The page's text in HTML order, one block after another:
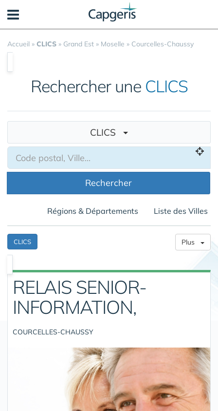
Accueil » CLICS » Grand Est » Moselle » Courcelles-Chaussy
Rechercher une CLICS
CLICS
Rechercher
Régions & Départements Liste des Villes
CLICS Plus
RELAIS SENIOR-
INFORMATION,
COURCELLES-CHAUSSY